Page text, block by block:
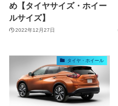
め【タイヤサイズ・ホイー
ルサイズ】
2022年12月27日
タイヤ・ホイール